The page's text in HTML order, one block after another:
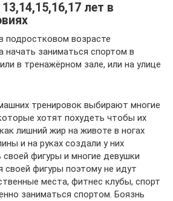
лет в
подростковом возрасте
начать заниматься спортом в
в тренажёрном зале, или на улице
тренировок выбирают многие
хотят похудеть чтобы их
лишний жир на животе в ногах
и на руках создали у них
фигуры и многие девушки
своей фигуры поэтому не идут
места, фитнес клубы, спорт
заниматься спортом. Боязнь